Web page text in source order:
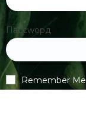
Пассwорд
Remember Me